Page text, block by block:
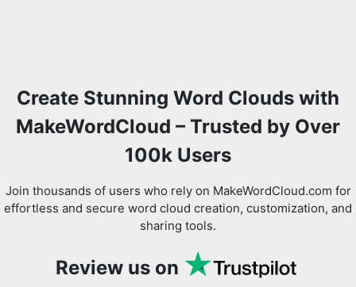
Create Stunning Word Clouds with
MakeWordCloud – Trusted by Over
100k Users
Join thousands of users who rely on MakeWordCloud.com for
effortless and secure word cloud creation, customization, and
sharing tools.
Review us on